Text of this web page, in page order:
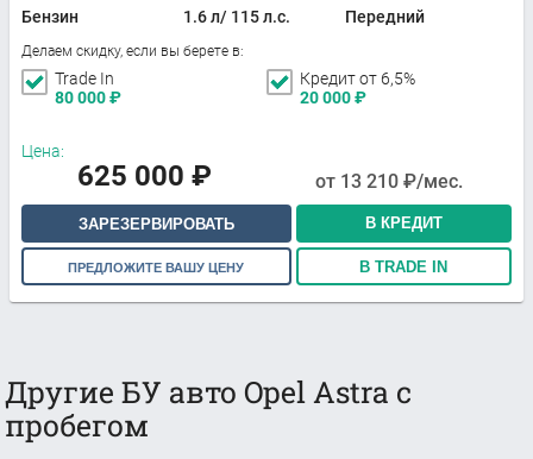
Бензин
1.6 л/ 115 л.с.
Передний
Делаем скидку, если вы берете в:
Trade In
80 000₽
Кредит от 6,5%
20 000₽
Цена:
625 000 ₽ от 13 210 ₽/мес.
ЗАРЕЗЕРВИРОВАТЬ В КРЕДИТ
ПРЕДЛОЖИТЕ ВАШУ ЦЕНУ В TRADE IN
Другие БУ авто Opel Astra с
пробегом